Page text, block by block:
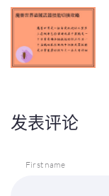
发表评论
First name